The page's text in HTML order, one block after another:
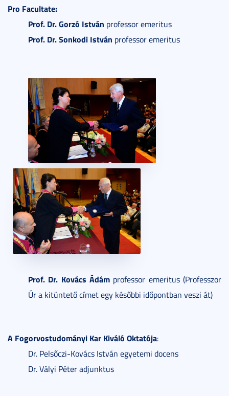
Pro Facultate:
Prof. Dr. Gorzó István professor emeritus
Prof. Dr. Sonkodi István professor emeritus
Prof. Dr. Kovács Ádám professor emeritus (Professzor
Úr a kitüntető címet egy későbbi időpontban veszi át)
A Fogorvostudományi Kar Kiváló Oktatója:
Dr. Pelsőczi-Kovács István egyetemi docens
Dr. Vályi Péter adjunktus